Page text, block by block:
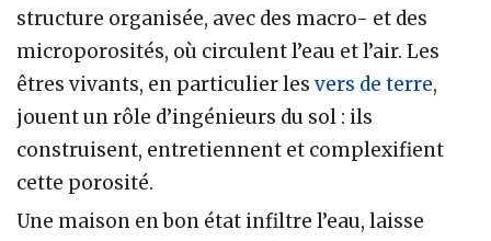
structure organisée, avec des macro- et des
microporosités, où circulent l’eau et l’air. Les
êtres vivants, en particulier les vers de terre,
jouent un rôle d’ingénieurs du sol : ils
construisent, entretiennent et complexifient
cette porosité.
Une maison en bon état infiltre l’eau, laisse